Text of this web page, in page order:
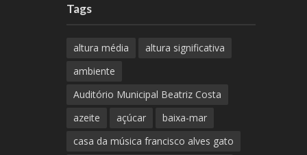
Tags
altura média
altura significativa
ambiente
Auditório Municipal Beatriz Costa
azeite
açúcar
baixa-mar
casa da música francisco alves gato